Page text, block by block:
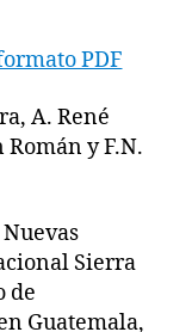
PDF
A. René
y F.N.
Sierra
de
Guatemala,